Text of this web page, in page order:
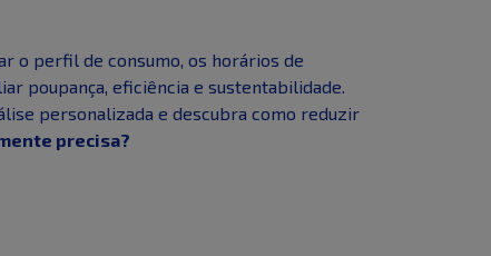
o perfil de consumo, os horários de
poupança, eficiência e sustentabilidade.
personalizada e descubra como reduzir
precisa?